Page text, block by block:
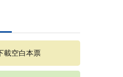
載空白本票